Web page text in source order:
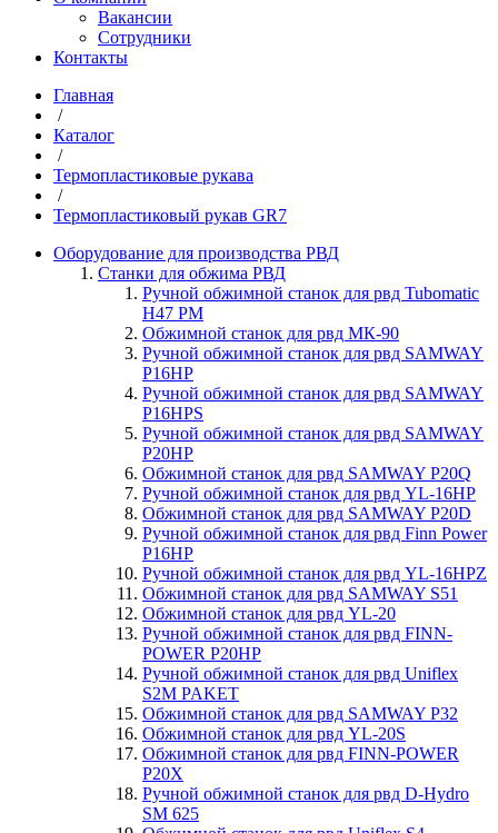
Вакансии
Сотрудники
Контакты
Главная
/
Каталог
/
Термопластиковые рукава
/
Термопластиковый рукав GR7
Оборудование для производства РВД
Станки для обжима РВД
Ручной обжимной станок для рвд Tubomatic
H47 PM
Обжимной станок для рвд МК-90
Ручной обжимной станок для рвд SAMWAY
P16HP
Ручной обжимной станок для рвд SAMWAY
P16HPS
Ручной обжимной станок для рвд SAMWAY
P20HP
Обжимной станок для рвд SAMWAY P20Q
Ручной обжимной станок для рвд YL-16HP
Обжимной станок для рвд SAMWAY P20D
Ручной обжимной станок для рвд Finn Power
P16HP
Ручной обжимной станок для рвд YL-16HPZ
Обжимной станок для рвд SAMWAY S51
Обжимной станок для рвд YL-20
Ручной обжимной станок для рвд FINN-
POWER P20HP
Ручной обжимной станок для рвд Uniflex
S2M PAKET
Обжимной станок для рвд SAMWAY P32
Обжимной станок для рвд YL-20S
Обжимной станок для рвд FINN-POWER
P20X
Ручной обжимной станок для рвд D-Hydro
SM 625